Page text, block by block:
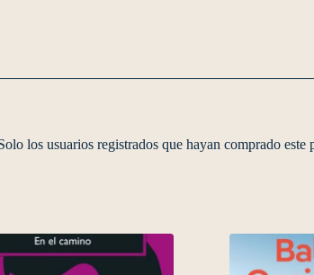
los usuarios registrados que hayan comprado